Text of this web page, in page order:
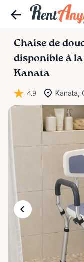
Chaise de
disponible à
Kanata
4.9 Kanata,